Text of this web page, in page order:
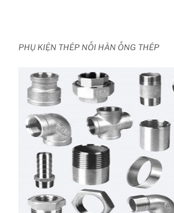
PHỤ KIỆN THÉP NỐI HÀN ỐNG THÉP